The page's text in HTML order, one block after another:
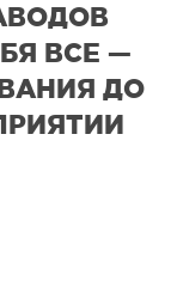
ВСЕ —
ДО